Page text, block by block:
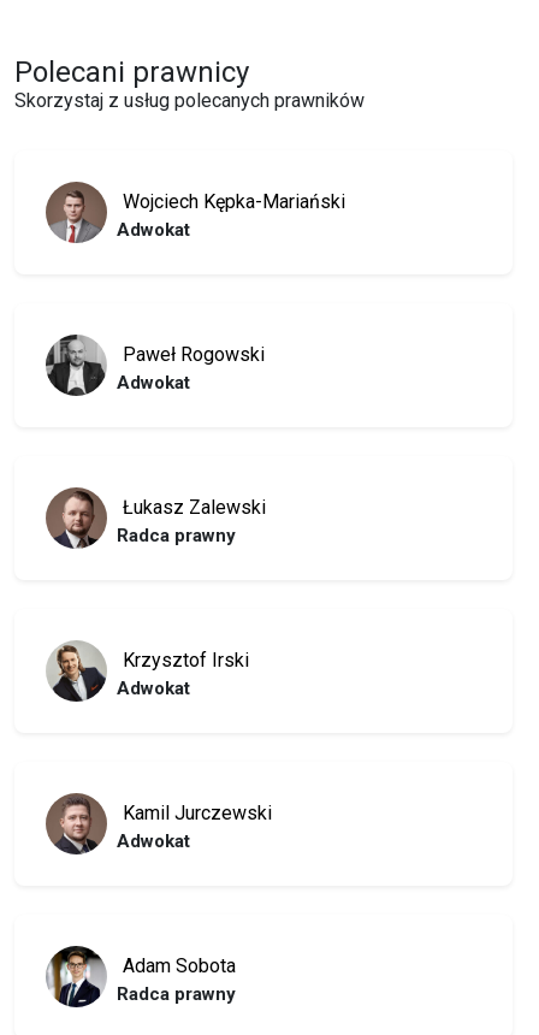
Polecani prawnicy
Skorzystaj z usług polecanych prawników
Wojciech Kępka-Mariański
Adwokat
Paweł Rogowski
Adwokat
Łukasz Zalewski
Radca prawny
Krzysztof Irski
Adwokat
Kamil Jurczewski
Adwokat
Adam Sobota
Radca prawny